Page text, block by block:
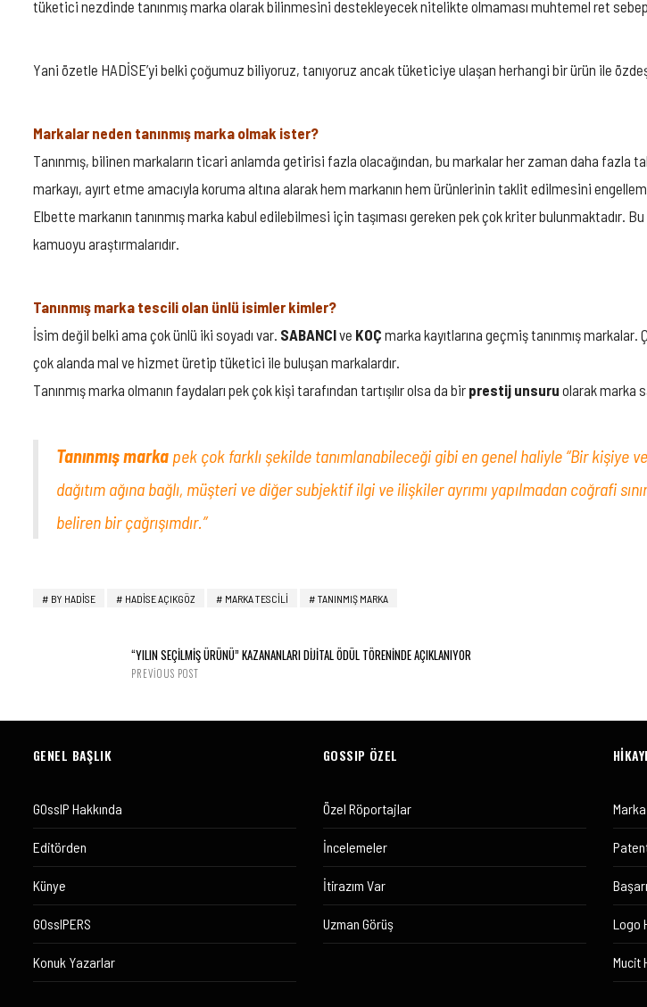
tüketici nezdinde tanınmış marka olarak bilinmesini destekleyecek nitelikte olmaması muhtemel ret
Yani özetle HADİSE’yi belki çoğumuz biliyoruz, tanıyoruz ancak tüketiciye ulaşan herhangi bir ürün ile
Markalar neden tanınmış marka olmak ister?
Tanınmış, bilinen markaların ticari anlamda getirisi fazla olacağından, bu markalar her zaman daha fazla
markayı, ayırt etme amacıyla koruma altına alarak hem markanın hem ürünlerinin taklit edilmesini
Elbette markanın tanınmış marka kabul edilebilmesi için taşıması gereken pek çok kriter bulunmaktadır.
kamuoyu araştırmalarıdır.
Tanınmış marka tescili olan ünlü isimler kimler?
İsim değil belki ama çok ünlü iki soyadı var. SABANCIve KOÇ marka kayıtlarına geçmiş tanınmış
çok alanda mal ve hizmet üretip tüketici ile buluşan markalardır.
Tanınmış marka olmanın faydaları pek çok kişi tarafından tartışılır olsa da bir prestij unsuru olarak marka
Tanınmış marka pek çok farklı şekilde tanımlanabileceği gibi en genel haliyle “Bir kişiye
dağıtım ağına bağlı, müşteri ve diğer subjektif ilgi ve ilişkiler ayrımı yapılmadan coğrafi
beliren bir çağrışımdır.”
BY HADİSE HADİSE AÇIKGÖZ MARKA TESCILI TANINMIŞ MARKA
“YILIN SEÇILMIŞ ÜRÜNÜ” KAZANANLARI DIJITAL ÖDÜL TÖRENINDE AÇIKLANIYOR
PREVIOUS POST
GENEL BAŞLIK
GOssIP Hakkında
Editörden
Künye
GOssIPERS
Konuk Yazarlar
GOSSIP ÖZEL
Özel Röportajlar
İncelemeler
İtirazım Var
Uzman Görüş Logo
Mucit